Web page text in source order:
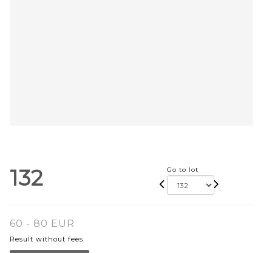
132 Go to lot
60 - 80 EUR
Result without fees